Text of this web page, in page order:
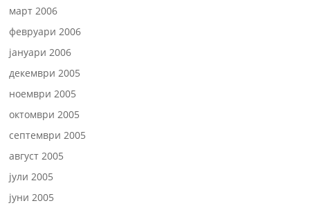
март 2006
февруари 2006
јануари 2006
декември 2005
ноември 2005
октомври 2005
септември 2005
август 2005
јули 2005
јуни 2005